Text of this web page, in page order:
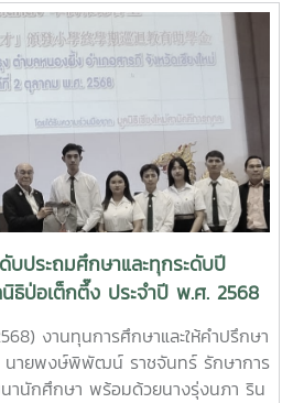
การเกษตร 4. นางสาวไข่มุก หลง
กรรมการตลาดและการตลาด คณะ
านิศ สินว้าง สาขา สาขาวิชา
รตลาด คณะบริหารธุรกิจ -
ฉลิมพระเกียรติ จำนวนเงิน 10,000
ชุมพร จำนวนเงิน 10,000 บาท 3.
าแม่โจ้ รุ่น 30 และเทคนิค 6” จำนวน
ป็นเงินจำนวน 20,000 บาท ผู้มอบ:
ะธานชมรมศิษย์เก่าแม่โจ้ รุ่น 30 และ
ะ ผู้รับทุน: ผู้บริหารมหาวิทยาลัย 4.
เทศขำ” ศิษย์เก่าแม่โจ้รุ่น 31
านอนุสาวรีย์ศาสตราจารย์ ดร.วิ
กหอสมุด มหาวิทยาลัยแม่โจ้
ารและสวัสดิการนักศึกษา ในโอกาสที่
วกับแนวทางการปฏิบัติงานด้านการ
า การให้บริการทุนการศึกษา และ
ศึกษาของมหาวิทยาลัยแม๋โจ้ ณ ห้อง
น 2 อาคารอำนวย ยศสุข
ประถมศึกษาและทุกระดับปี
ป่อเต็กตึ๊ง ประจำปี พ.ศ. 2568
งานทุนการศึกษาและให้คำปรึกษา
ายพงษ์พิพัฒน์ ราชจันทร์ รักษาการ
นักศึกษา พร้อมด้วยนางรุ่งนภา ริน